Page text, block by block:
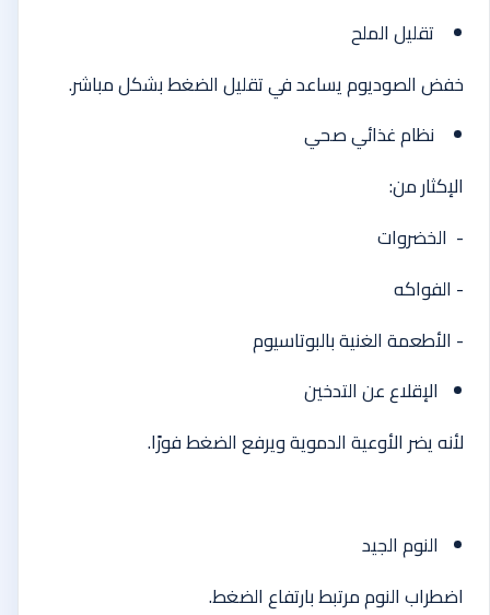
تقليل الملح
خفض الصوديوم يساعد في تقليل الضغط بشكل مباشر.
نظام غذائي صحي
الإكثار من:
- الخضروات
- الفواكه
- الأطعمة الغنية بالبوتاسيوم
الإقلاع عن التدخين
لأنه يضر الأوعية الدموية ويرفع الضغط فورًا.
النوم الجيد
اضطراب النوم مرتبط بارتفاع الضغط.